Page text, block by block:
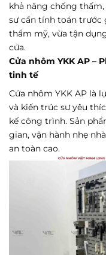
khả năng chống
sư cần tính toán trước
thẩm mỹ, vừa tận
cửa.
Cửa nhôm YKK AP –
tinh tế
Cửa nhôm YKK AP là
và kiến trúc sư yêu
kế công trình. Sản
gian, vận hành nhẹ
an toàn cao.